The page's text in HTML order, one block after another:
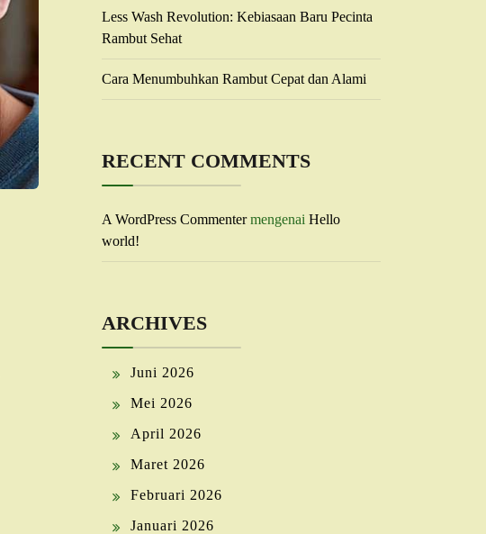
Less Wash Revolution: Kebiasaan Baru Pecinta
Rambut Sehat
Cara Menumbuhkan Rambut Cepat dan Alami
RECENT COMMENTS
A WordPress Commentermengenai Hello
world!
ARCHIVES
Juni 2026
Mei 2026
April 2026
Maret 2026
Februari 2026
Januari 2026